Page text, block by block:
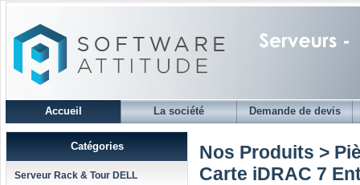
Accueil La société Demande de devis
Catégories
Serveur Rack & Tour DELL
Nos Produits >
Carte iDRAC 7